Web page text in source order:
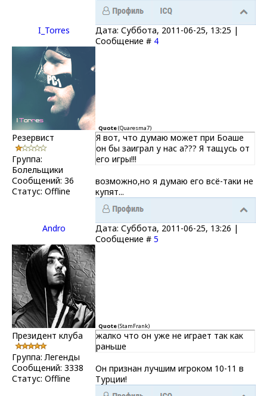
I_Torres
Дата: Суббота, 2011-06-25, 13:25 |
Сообщение # 4
Резервист
Группа:
Болельщики
Сообщений: 36
Статус: Offline
Quote(Quaresma7)
Я вот, что думаю может при Боаше
он бы заиграл у нас а??? Я тащусь от
его игры!!!
возможно,но я думаю его всё-таки не
купят...
Andro
Дата: Суббота, 2011-06-25, 13:26 |
Сообщение # 5
Президент клуба
Группа: Легенды
Сообщений: 3338
Статус: Offline
Quote(StamFrank)
жалко что он уже не играет так как
раньше
Он признан лучшим игроком 10-11 в
Турции!